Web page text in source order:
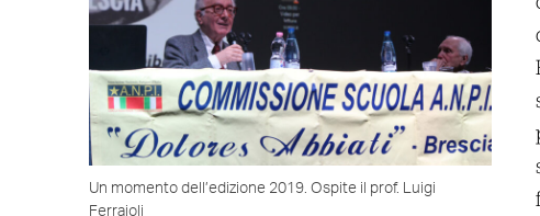
Un momento dell’edizione 2019. Ospite il prof. Luigi
Ferrajoli